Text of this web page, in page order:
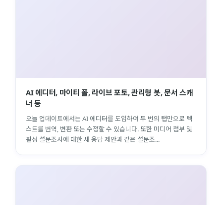
AI 에디터, 마이티 폴, 라이브 포토, 관리형 봇, 문서 스캐
너 등
오늘 업데이트에서는 AI 에디터를 도입하여 두 번의 탭만으로 텍
스트를 번역, 변환 또는 수정할 수 있습니다. 또한 미디어 첨부 및
활성 설문조사에 대한 새 응답 제안과 같은 설문조...